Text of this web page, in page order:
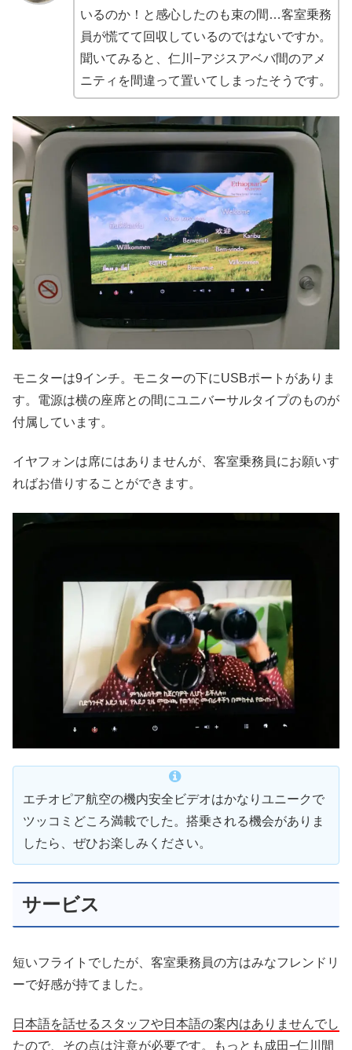
いるのか！と感心したのも束の間…客室乗務
員が慌てて回収しているのではないですか。
聞いてみると、仁川−アジスアベバ間のアメ
ニティを間違って置いてしまったそうです。
モニターは9インチ。モニターの下にUSBポートがありま
す。電源は横の座席との間にユニバーサルタイプのものが
付属しています。
イヤフォンは席にはありませんが、客室乗務員にお願いす
ればお借りすることができます。
エチオピア航空の機内安全ビデオはかなりユニークで
ツッコミどころ満載でした。搭乗される機会がありま
したら、ぜひお楽しみください。
サービス
短いフライトでしたが、客室乗務員の方はみなフレンドリ
ーで好感が持てました。
日本語を話せるスタッフや日本語の案内はありませんでし
たので、その点は注意が必要です。もっとも成田−仁川間